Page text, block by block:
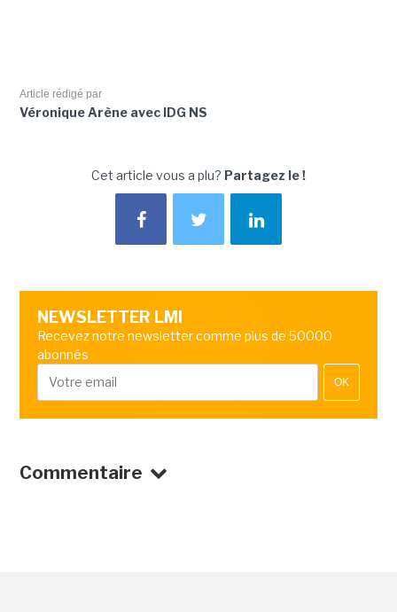
Article rédigé par
Véronique Arène avec IDG NS
Cet article vous a plu? Partagez le !
NEWSLETTER LMI
Recevez notre newsletter comme plus de 50000
abonnés
OK
Commentaire